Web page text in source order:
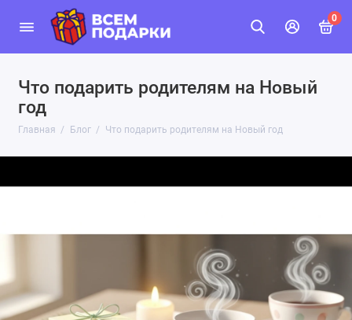
0
Что подарить родителям на Новый
год
Главная Блог Что подарить родителям на Новый год